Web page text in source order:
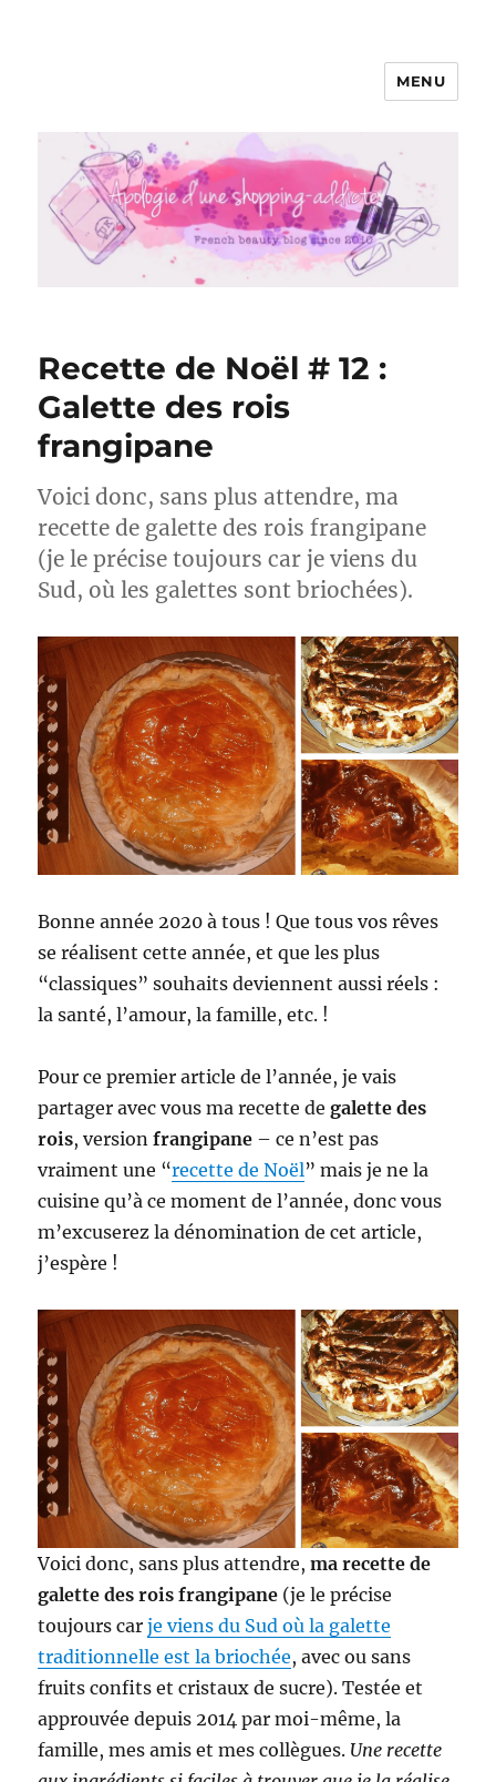
Apologie d'une Shopping-addicte
MENU
Recette de Noël # 12 :
Galette des rois
frangipane
Voici donc, sans plus attendre, ma
recette de galette des rois frangipane
(je le précise toujours car je viens du
Sud, où les galettes sont briochées).
Bonne année 2020 à tous ! Que tous vos rêves
se réalisent cette année, et que les plus
“classiques” souhaits deviennent aussi réels :
la santé, l’amour, la famille, etc. !
Pour ce premier article de l’année, je vais
partager avec vous ma recette degalette des
rois, version frangipane – ce n’est pas
vraiment une “recette de Noël” mais je ne la
cuisine qu’à ce moment de l’année, donc vous
m’excuserez la dénomination de cet article,
j’espère !
Voici donc, sans plus attendre,ma recette de
galette des rois frangipane (je le précise
toujours carje viens du Sud où la galette
traditionnelle est la briochée, avec ou sans
fruits confits et cristaux de sucre). Testée et
approuvée depuis 2014 par moi-même, la
famille, mes amis et mes collègues. Une recette